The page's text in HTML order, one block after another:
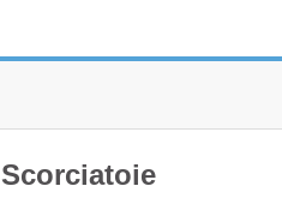
Scorciatoie